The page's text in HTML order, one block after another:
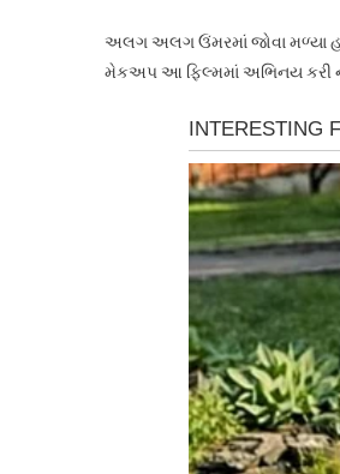
અલગ અલગ ઉંમરમાં જોવા મળ્યા
મેકઅપ આ ફિલ્મમાં અભિનય કરી